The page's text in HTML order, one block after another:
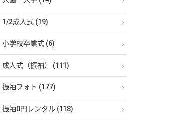
1/2成人式 (19)
小学校卒業式 (6)
成人式（振袖） (111)
振袖フォト (177)
振袖0円レンタル (118)